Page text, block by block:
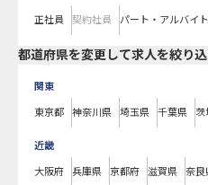
正社員 契約社員 パート・アルバイト
都道府県を変更して求人を絞り
関東
東京都 神奈川県 埼玉県 千葉県 茨
近畿
大阪府 兵庫県 京都府 滋賀県 奈良